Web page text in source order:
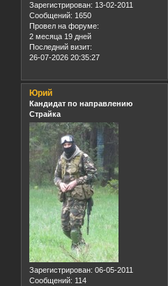
Зарегистрирован: 13-02-2011
Сообщений: 1650
Провел на форуме:
2 месяца 19 дней
Последний визит:
26-07-2026 20:35:27
Юрий
Кандидат по направлению
Страйка
Зарегистрирован: 06-05-2011
Сообщений: 114